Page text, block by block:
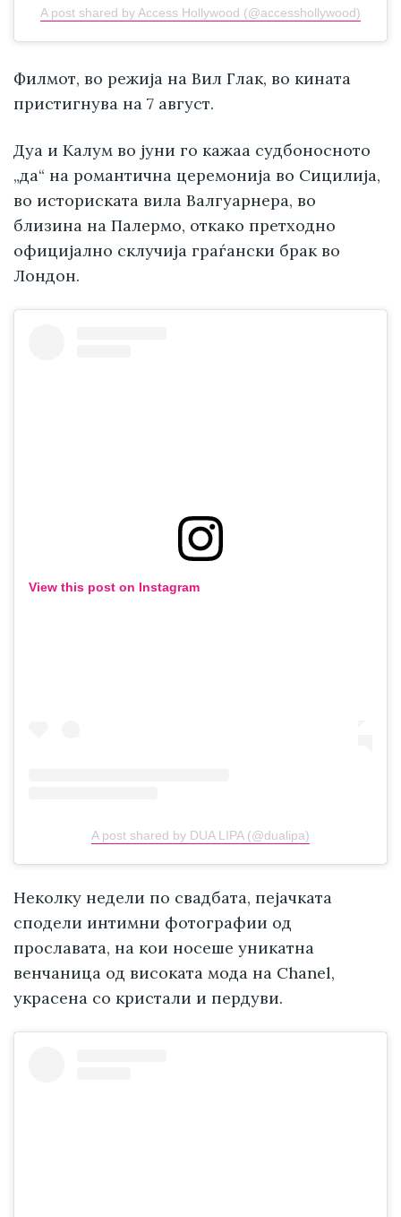
A post shared by Access Hollywood (@accesshollywood)
Филмот, во режија на Вил Глак, во кината
пристигнува на 7 август.
Дуа и Калум во јуни го кажаа судбоносното
„да“ на романтична церемонија во Сицилија,
во историската вила Валгуарнера, во
близина на Палермо, откако претходно
официјално склучија граѓански брак во
Лондон.
View this post on Instagram
A post shared by DUA LIPA (@dualipa)
Неколку недели по свадбата, пејачката
сподели интимни фотографии од
прославата, на кои носеше уникатна
венчаница од високата мода на Chanel,
украсена со кристали и пердуви.